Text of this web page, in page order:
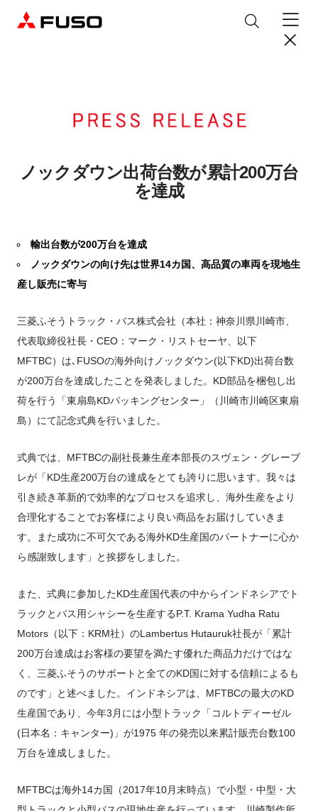
小型EVトラック
Canter EX
Fighter（販売終了モデ
中型トラック
Super Great
大型トラック
小型バス
Aero Queen/Ace
Aero Star
大型バス
産業用エンジン
全製品
eモビリティ
中古車
クイックリンク
ボディビルダーポータルサイト
中古車
カタログ請求
トラックコネクト
& バスコネクト
デジタル製品
三菱ふそう純正部品
ふそうバリューパーツ
純正油脂ケミカル
純正リマニ部品
サービス
純正メンテナンス・車検・点検
材料調査・分析サービス
ふそうの高品質調査 マテリアルラボ
三菱ふそう_ショップ
レスキューマニュアル・電池の回収・リサイクル
DTFSA企業情報
反社会的勢力に対する基本方針
指定信用情報機関
商品案内
FUSOパワーリース
FUSOあんしんリース
FUSOマイレージリース
オートリース
オートローン
ラフィットプラス
FUSOアシスト
FUSOリース
FUSOリース カスタマーサポート
重要なお知らせ
お知らせ
企業からのお知らせ
お客様へのお知らせ
リコール情報
大型車脱輪事故防止活動について
販売店検索
企業情報
English
ノックダウン出荷台数が累計200万台
を達成
輸出台数が200万台を達成
ノックダウンの向け先は世界14カ国、高品質の車両を現地生
産し販売に寄与
三菱ふそうトラック・バス株式会社（本社：神奈川県川崎市、
代表取締役社長・CEO：マーク・リストセーヤ、以下
MFTBC）は､FUSOの海外向けノックダウン(以下KD)出荷台数
が200万台を達成したことを発表しました。KD部品を梱包し出
荷を行う「東扇島KDパッキングセンター」（川崎市川崎区東扇
島）にて記念式典を行いました。
式典では、MFTBCの副社長兼生産本部長のスヴェン・グレーブ
レが「KD生産200万台の達成をとても誇りに思います。我々は
引き続き革新的で効率的なプロセスを追求し、海外生産をより
合理化することでお客様により良い商品をお届けしていきま
す。また成功に不可欠である海外KD生産国のパートナーに心か
ら感謝致します」と挨拶をしました。
また、式典に参加したKD生産国代表の中からインドネシアでト
ラックとバス用シャシーを生産するP.T. Krama Yudha Ratu
Motors（以下：KRM社）のLambertus Hutauruk社長が「累計
200万台達成はお客様の要望を満たす優れた商品力だけではな
く、三菱ふそうのサポートと全てのKD国に対する信頼によるも
のです」と述べました。インドネシアは、MFTBCの最大のKD
生産国であり、今年3月には小型トラック「コルトディーゼル
(日本名：キャンター)」が1975 年の発売以来累計販売台数100
万台を達成しました。
MFTBCは海外14カ国（2017年10月末時点）で小型・中型・大